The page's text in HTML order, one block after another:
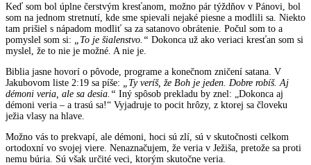
Keď som bol úplne čerstvým kresťanom, možno pár týždňov v Pánovi, bol
som na jednom stretnutí, kde sme spievali nejaké piesne a modlili sa. Niekto
tam prišiel s nápadom modliť sa za satanovo obrátenie. Počul som to a
pomyslel som si:
„To je šialenstvo.“ Dokonca už ako veriaci kresťan som si
myslel, že to nie je možné. A nie je.
Biblia jasne hovorí o pôvode, programe a konečnom zničení satana. V
Jakubovom liste 2:19 sa píše:
„Ty veríš, že Boh je jeden. Dobre robíš. Aj
démoni veria, ale sa desia.“ Iný spôsob prekladu by znel: „Dokonca aj
démoni veria – a trasú sa!“ Vyjadruje to pocit hrôzy, z ktorej sa človeku
ježia vlasy na hlave.
Možno vás to prekvapí, ale démoni, hoci sú zlí, sú v skutočnosti celkom
ortodoxní vo svojej viere. Nenaznačujem, že veria v Ježiša, pretože sa proti
nemu búria. Sú však určité veci, ktorým skutočne veria.